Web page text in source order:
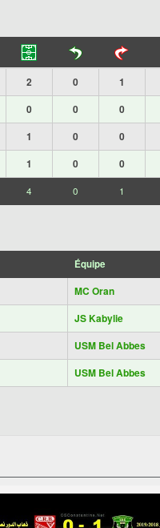
2 0 1
0 0 0
1 0 0
1 0 0
4 0 1
Équipe
MC Oran
JS Kabylie
USM Bel Abbes
USM Bel Abbes